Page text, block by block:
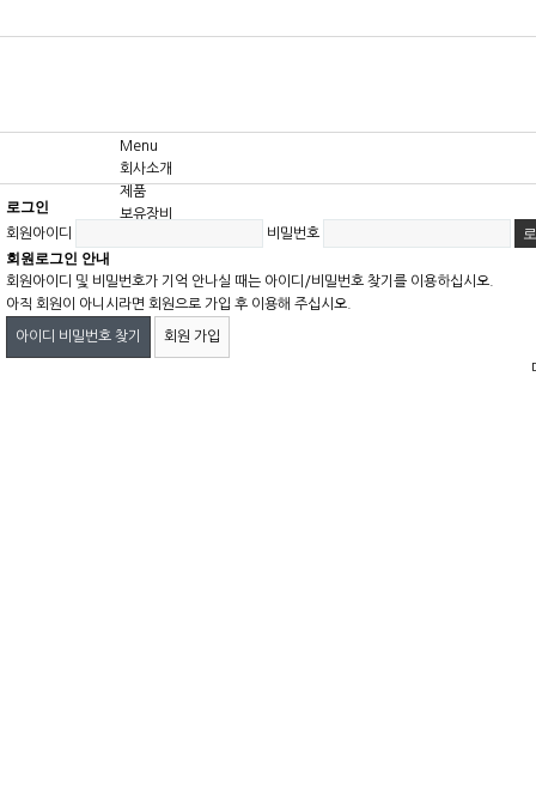
Menu
회사소개
제품
보유장비
로그인
회원아이디 비밀번호
회원로그인 안내
회원아이디 및 비밀번호가 기억 안나실 때는 아이디/비밀번호 찾기를 이용하십시오.
아직 회원이 아니시라면 회원으로 가입 후 이용해 주십시오.
아이디 비밀번호 찾기 회원 가입